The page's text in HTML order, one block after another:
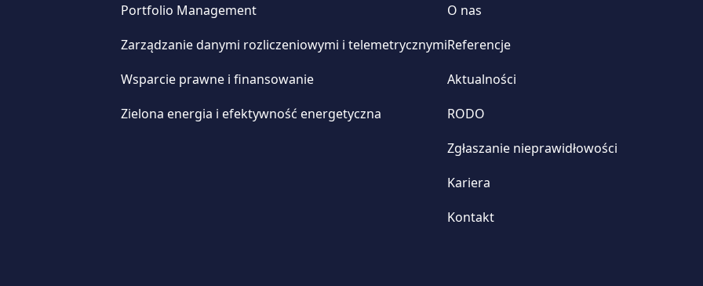
Portfolio Management
Zarządzanie danymi rozliczeniowymi i telemetrycznymi
Wsparcie prawne i finansowanie
Zielona energia i efektywność energetyczna
O nas
Referencje
Aktualności
RODO
Zgłaszanie nieprawidłowości
Kariera
Kontakt